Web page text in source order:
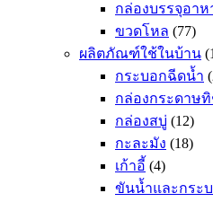
กล่องบรรจุอาห
ขวดโหล (77)
ผลิตภัณฑ์ใช้ในบ้าน
กระบอกฉีดน้ำ
กล่องกระดาษ
กล่องสบู่ (12)
กะละมัง (18)
เก้าอี้ (4)
ขันน้ำและกระ